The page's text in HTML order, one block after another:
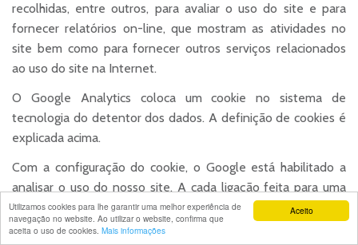
Aceito
Utilizamos cookies para lhe garantir uma melhor experiência de
navegação no website. Ao utilizar o website, confirma que
aceita o uso de cookies. Mais informações
recolhidas, entre outros, para avaliar o uso do site e para
fornecer relatórios on-line, que mostram as atividades no
site bem como para fornecer outros serviços relacionados
ao uso do site na Internet.
O Google Analytics coloca um cookie no sistema de
tecnologia do detentor dos dados. A definição de cookies é
explicada acima.
Com a configuração do cookie, o Google está habilitado a
analisar o uso do nosso site. A cada ligação feita para uma
das páginas deste site, operado pelo responsável de dados
e no qual um componente do Google Analytics foi